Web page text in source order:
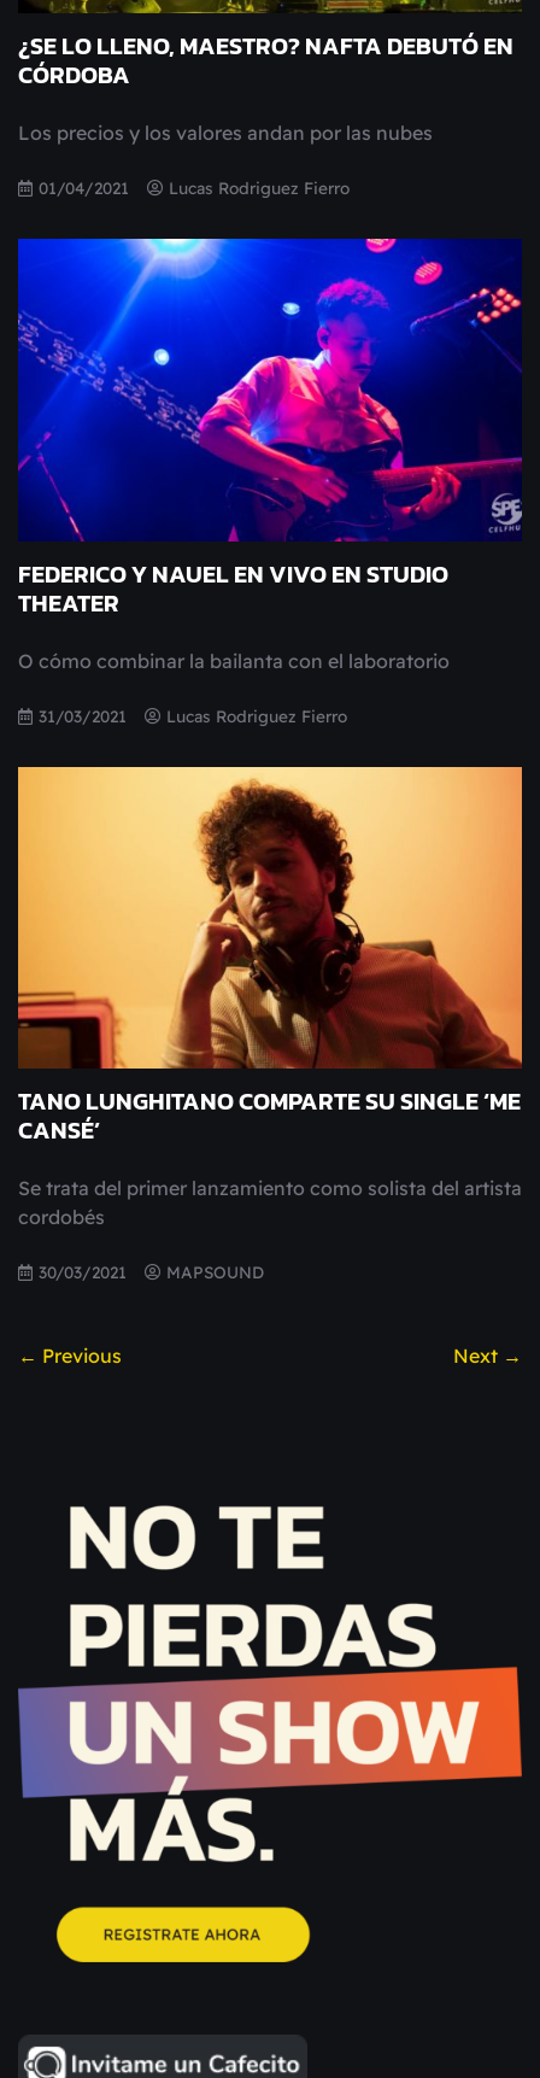
¿SE LO LLENO, MAESTRO? NAFTA DEBUTÓ EN
CÓRDOBA
Los precios y los valores andan por las nubes
01/04/2021 Lucas Rodriguez Fierro
FEDERICO Y NAUEL EN VIVO EN STUDIO
THEATER
O cómo combinar la bailanta con el laboratorio
31/03/2021 Lucas Rodriguez Fierro
TANO LUNGHITANO COMPARTE SU SINGLE ‘ME
CANSÉ’
Se trata del primer lanzamiento como solista del artista
cordobés
30/03/2021 MAPSOUND
← Previous Next →